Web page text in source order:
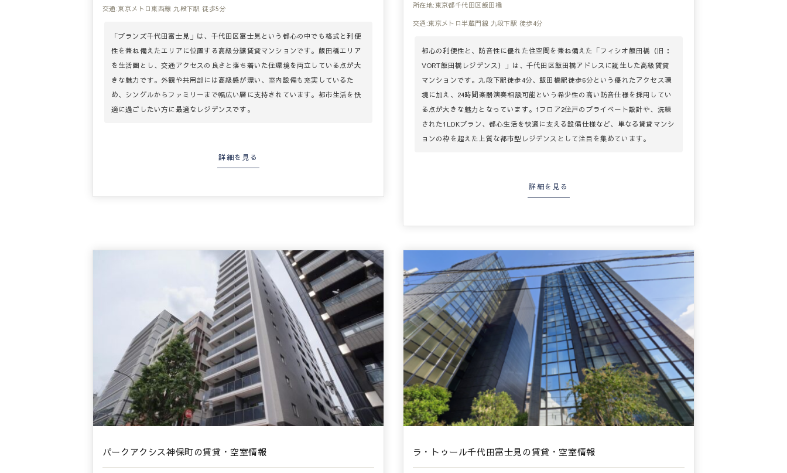
交通:東京メトロ東西線 九段下駅 徒歩5分
「ブランズ千代田富士見」は、千代田区富士見という都心の中でも格式と利便
性を兼ね備えたエリアに位置する高級分譲賃貸マンションです。飯田橋エリア
を生活圏とし、交通アクセスの良さと落ち着いた住環境を両立している点が大
きな魅力です。外観や共用部には高級感が漂い、室内設備も充実しているた
め、シングルからファミリーまで幅広い層に支持されています。都市生活を快
適に過ごしたい方に最適なレジデンスです。
詳細を見る
所在地:東京都千代田区飯田橋
交通:東京メトロ半蔵門線 九段下駅 徒歩4分
都心の利便性と、防音性に優れた住空間を兼ね備えた「フィシオ飯田橋（旧：
VORT飯田橋レジデンス）」は、千代田区飯田橋アドレスに誕生した高級賃貸
マンションです。九段下駅徒歩4分、飯田橋駅徒歩6分という優れたアクセス環
境に加え、24時間楽器演奏相談可能という希少性の高い防音仕様を採用してい
る点が大きな魅力となっています。1フロア2住戸のプライベート設計や、洗練
された1LDKプラン、都心生活を快適に支える設備仕様など、単なる賃貸マンシ
ョンの枠を超えた上質な都市型レジデンスとして注目を集めています。
詳細を見る
パークアクシス神保町の賃貸・空室情報 ラ・トゥール千代田富士見の賃貸・空室情報